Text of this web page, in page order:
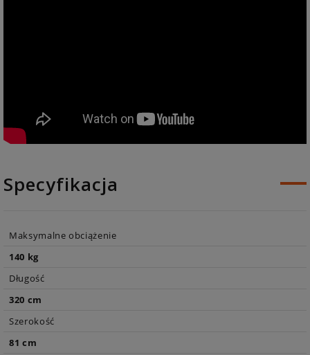
Specyfikacja
Maksymalne obciążenie
140 kg
Długość
320 cm
Szerokość
81 cm